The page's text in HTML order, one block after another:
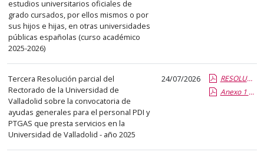
la
segunda
columna
la
fecha
de
publicación,
en
la
última
estudios universitarios oficiales de
grado cursados, por ellos mismos o por
sus hijos e hijas, en otras universidades
públicas españolas (curso académico
2025-2026)
Tercera Resolución parcial del
Rectorado de la Universidad de
Valladolid sobre la convocatoria de
ayudas generales para el personal PDI y
PTGAS que presta servicios en la
Universidad de Valladolid - año 2025
24/07/2026
RESOLUCIÓN PARCIAL AYUDAS GENERALES 2025.pdf.pdf
Anexo 1 Ayudas generales concedidas julio 2026.pdf.pdf